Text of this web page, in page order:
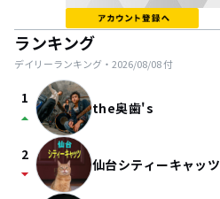
ランキング
デイリーランキング・ 2026/08/08付
1
arrow_drop_up the奥歯's
2
arrow_drop_down 仙台シティーキャッツ